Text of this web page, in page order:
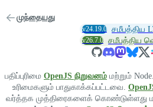
முந்தையது
v24.19.0 சமீபத்திய
v26.7.0 சமீபத்திய
பதிப்புரிமை OpenJS நிறுவனம் மற்றும்
உரிமைகளும் பாதுகாக்கப்பட்டவை.
வர்த்தக முத்திரைகளைக் கொண்டுள்ளது